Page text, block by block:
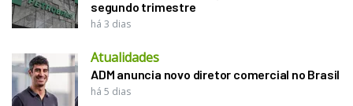
segundo trimestre
há 3 dias
Atualidades
ADM anuncia novo diretor comercial no Brasil
há 5 dias